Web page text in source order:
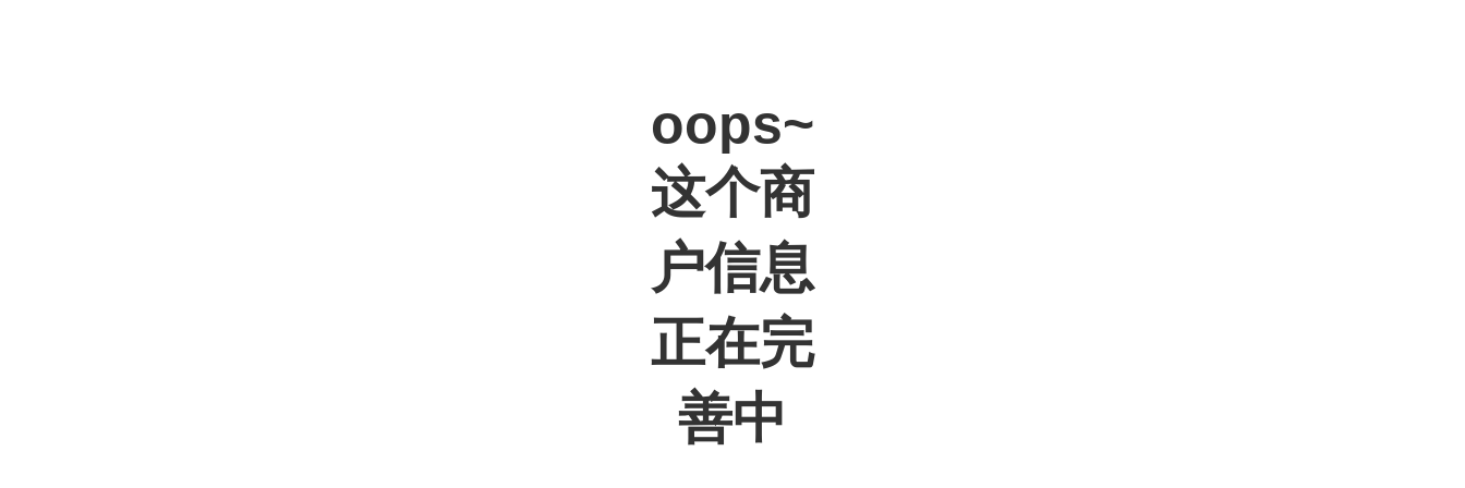
oops~
这个商
户信息
正在完
善中